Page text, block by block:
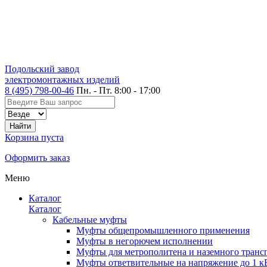
Подольский завод
электромонтажных изделий
8 (495) 798-00-46 Пн. - Пт. 8:00 - 17:00
Корзина пуста
Оформить заказ
Меню
Каталог
Каталог
Кабельные муфты
Муфты общепромышленного применения
Муфты в негорючем исполнении
Муфты для метрополитена и наземного
Муфты ответвительные на напряжение до 1